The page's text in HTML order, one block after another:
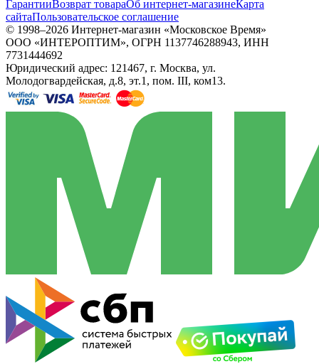
ГарантииВозврат товараОб интернет-магазинеКарта
сайтаПользовательское соглашение
© 1998–2026 Интернет-магазин «Московское Время»
ООО «ИНТЕРОПТИМ», ОГРН 1137746288943, ИНН
7731444692
Юридический адрес: 121467, г. Москва, ул.
Молодогвардейская, д.8, эт.1, пом. III, ком13.